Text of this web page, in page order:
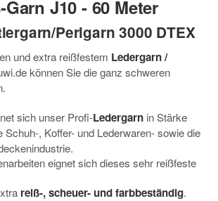
Garn J10 - 60 Meter
Perlgarn 3000 DTEX
und extra reißfestem Ledergarn /
können Sie die ganz schweren
sich unser Profi-Ledergarn in Stärke
Schuh-, Koffer- und Lederwaren- sowie die
eignet sich dieses sehr reißfeste
reiß-, scheuer- und farbbeständig.